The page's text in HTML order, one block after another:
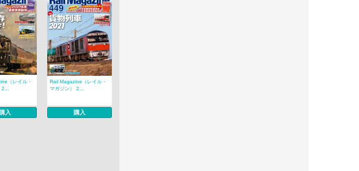
（レイル・
入
Rail Magazine（レイル・
マガジン） 2...
購入